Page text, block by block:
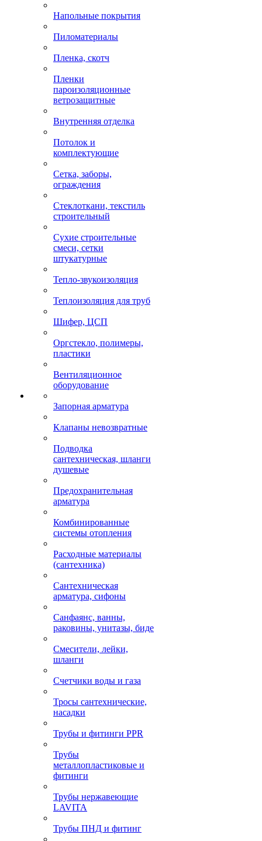
Напольные покрытия
Пиломатериалы
Пленка, скотч
Пленки
пароизоляционные
ветрозащитные
Внутренняя отделка
Потолок и
комплектующие
Сетка, заборы,
ограждения
Стеклоткани, текстиль
строительный
Сухие строительные
смеси, сетки
штукатурные
Тепло-звукоизоляция
Теплоизоляция для труб
Шифер, ЦСП
Оргстекло, полимеры,
пластики
Вентиляционное
оборудование
Запорная арматура
Клапаны невозвратные
Подводка
сантехническая, шланги
душевые
Предохранительная
арматура
Комбинированные
системы отопления
Расходные материалы
(сантехника)
Сантехническая
арматура, сифоны
Санфаянс, ванны,
раковины, унитазы, биде
Смесители, лейки,
шланги
Счетчики воды и газа
Тросы сантехнические,
насадки
Трубы и фитинги PPR
Трубы
металлопластиковые и
фитинги
Трубы нержавеющие
LAVITA
Трубы ПНД и фитинг